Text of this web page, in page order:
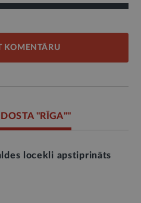
KOMENTĀRU
"RĪGA""
locekli apstiprināts